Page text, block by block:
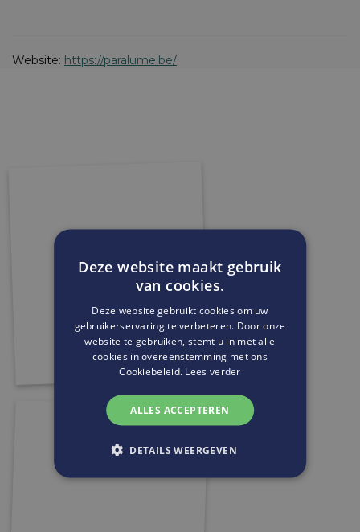
Website: https://paralume.be/
Deze website maakt gebruik
van cookies.
Deze website gebruikt cookies om uw
gebruikerservaring te verbeteren. Door onze
website te gebruiken, stemt u in met alle
cookies in overeenstemming met ons
Cookiebeleid. Lees verder
ALLES ACCEPTEREN
DETAILS WEERGEVEN